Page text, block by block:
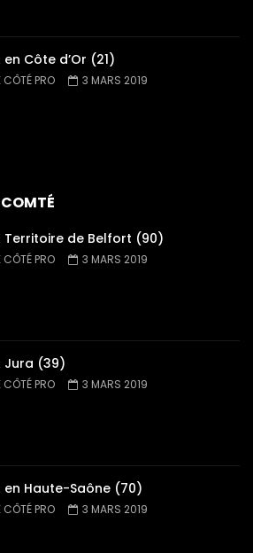
en Côte d’Or (21)
CÔTÉ PRO 3 MARS 2019
Territoire de Belfort (90)
CÔTÉ PRO 3 MARS 2019
Jura (39)
CÔTÉ PRO 3 MARS 2019
en Haute-Saône (70)
CÔTÉ PRO 3 MARS 2019